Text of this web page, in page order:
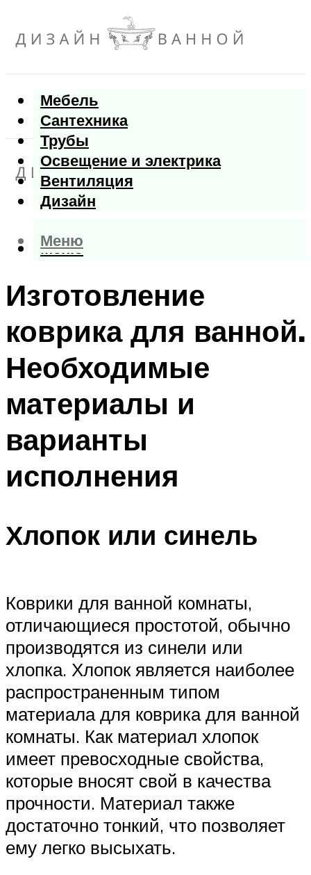
Мебель
Сантехника
Трубы
Освещение и электрика
Вентиляция
Дизайн
Меню
Меню
Изготовление
коврика для ванной.
Необходимые
материалы и
варианты
исполнения
Хлопок или синель
Коврики для ванной комнаты,
отличающиеся простотой, обычно
производятся из синели или
хлопка. Хлопок является наиболее
распространенным типом
материала для коврика для ванной
комнаты. Как материал хлопок
имеет превосходные свойства,
которые вносят свой в качества
прочности. Материал также
достаточно тонкий, что позволяет
ему легко высыхать.